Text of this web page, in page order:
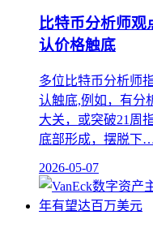
比特币分析师观
认价格触底
多位比特币分析师
认触底,例如，有分
大关，或突破21周
底部形成，摆脱下
2026-05-07